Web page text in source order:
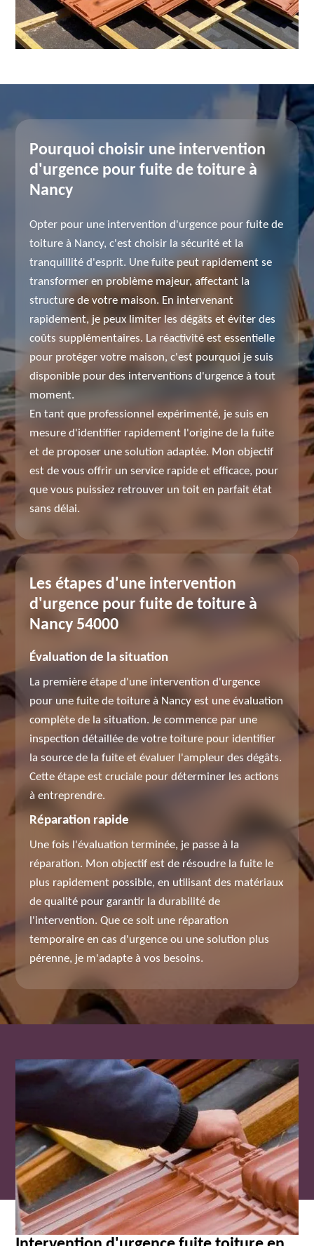
Pourquoi choisir une intervention
d'urgence pour fuite de toiture à
Nancy
Opter pour une intervention d'urgence pour fuite de
toiture à Nancy, c'est choisir la sécurité et la
tranquillité d'esprit. Une fuite peut rapidement se
transformer en problème majeur, affectant la
structure de votre maison. En intervenant
rapidement, je peux limiter les dégâts et éviter des
coûts supplémentaires. La réactivité est essentielle
pour protéger votre maison, c'est pourquoi je suis
disponible pour des interventions d'urgence à tout
moment.
En tant que professionnel expérimenté, je suis en
mesure d'identifier rapidement l'origine de la fuite
et de proposer une solution adaptée. Mon objectif
est de vous offrir un service rapide et efficace, pour
que vous puissiez retrouver un toit en parfait état
sans délai.
Les étapes d'une intervention
d'urgence pour fuite de toiture à
Nancy 54000
Évaluation de la situation
La première étape d'une intervention d'urgence
pour une fuite de toiture à Nancy est une évaluation
complète de la situation. Je commence par une
inspection détaillée de votre toiture pour identifier
la source de la fuite et évaluer l'ampleur des dégâts.
Cette étape est cruciale pour déterminer les actions
à entreprendre.
Réparation rapide
Une fois l'évaluation terminée, je passe à la
réparation. Mon objectif est de résoudre la fuite le
plus rapidement possible, en utilisant des matériaux
de qualité pour garantir la durabilité de
l'intervention. Que ce soit une réparation
temporaire en cas d'urgence ou une solution plus
pérenne, je m'adapte à vos besoins.